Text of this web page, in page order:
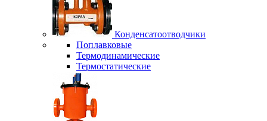
Конденсатоотводчики
Поплавковые
Термодинамические
Термостатические